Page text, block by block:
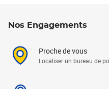
Nos Engagements
Proche de vous
Localiser un bureau de